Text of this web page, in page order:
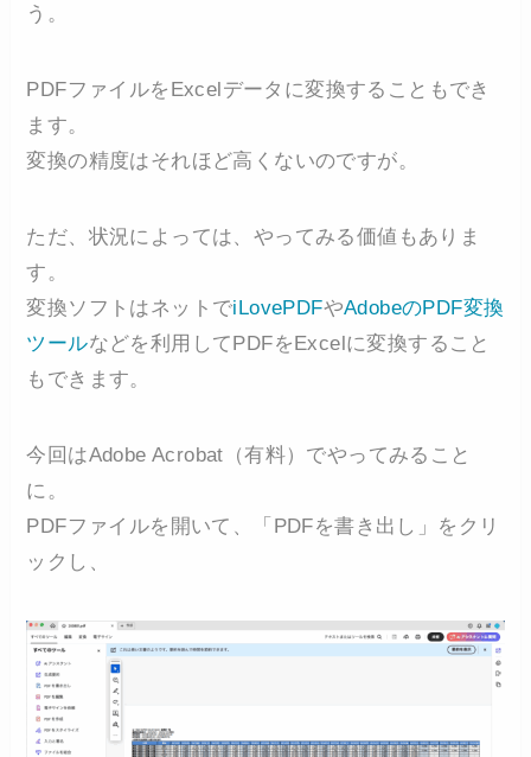
う。
PDFファイルをExcelデータに変換することもでき
ます。
変換の精度はそれほど高くないのですが。
ただ、状況によっては、やってみる価値もありま
す。
変換ソフトはネットでiLovePDFやAdobeのPDF変換
ツールなどを利用してPDFをExcelに変換すること
もできます。
今回はAdobe Acrobat（有料）でやってみること
に。
PDFファイルを開いて、「PDFを書き出し」をクリ
ックし、